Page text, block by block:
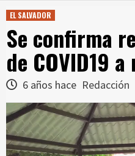
EL SALVADOR
Se confirma
de COVID19
6 años hace Redacción